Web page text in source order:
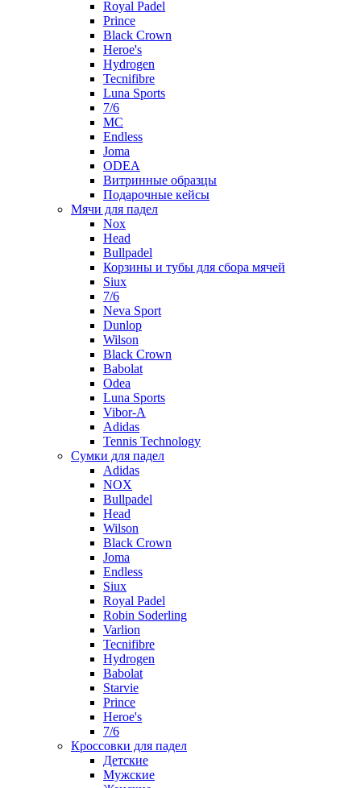
Royal Padel
Prince
Black Crown
Heroe's
Hydrogen
Tecnifibre
Luna Sports
7/6
MC
Endless
Joma
ODEA
Витринные образцы
Подарочные кейсы
Мячи для падел
Nox
Head
Bullpadel
Корзины и тубы для сбора мячей
Siux
7/6
Neva Sport
Dunlop
Wilson
Black Crown
Babolat
Odea
Luna Sports
Vibor-A
Adidas
Tennis Technology
Сумки для падел
Adidas
NOX
Bullpadel
Head
Wilson
Black Crown
Joma
Endless
Siux
Royal Padel
Robin Soderling
Varlion
Tecnifibre
Hydrogen
Babolat
Starvie
Prince
Heroe's
7/6
Кроссовки для падел
Детские
Мужские